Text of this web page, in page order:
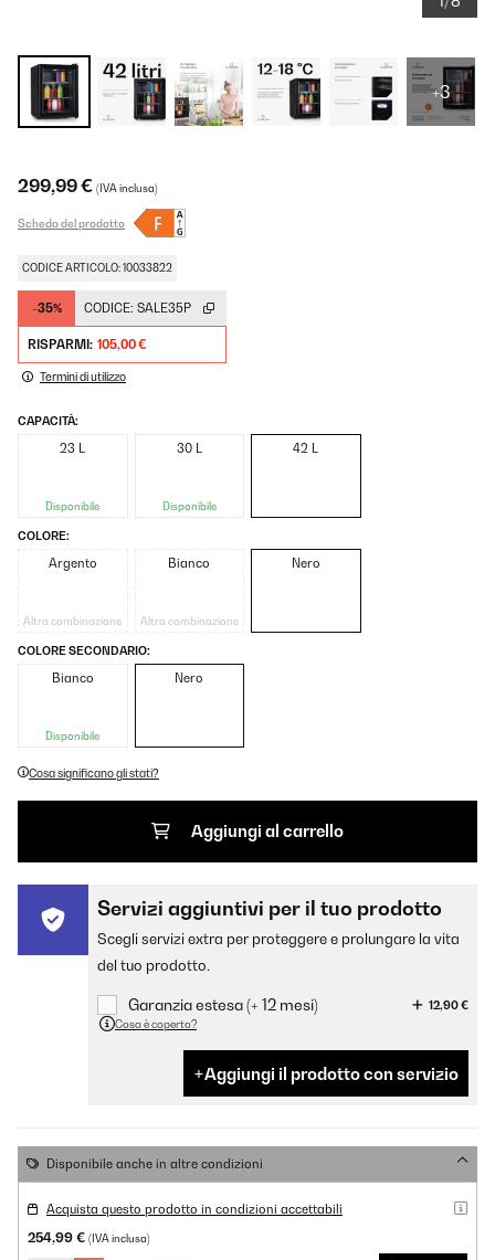
+3
299,99 € (IVA inclusa)
Scheda del prodotto
CODICE ARTICOLO: 10033822
-35% CODICE: SALE35P
RISPARMI: 105,00 €
Termini di utilizzo
CAPACITÀ:
23 L
Disponibile
30 L
Disponibile
42 L
COLORE:
Argento
Altra combinazione
Bianco
Altra combinazione
Nero
COLORE SECONDARIO:
Bianco
Disponibile
Nero
Cosa significano gli stati?
Aggiungi al carrello
Servizi aggiuntivi per il tuo prodotto
Scegli servizi extra per proteggere e prolungare la vita
del tuo prodotto.
Garanzia estesa (+ 12 mesi)
12,90 €
Cosa è coperto?
Aggiungi il prodotto con servizio
Disponibile anche in altre condizioni
Acquista questo prodotto in condizioni accettabili
254,99 € (IVA inclusa)